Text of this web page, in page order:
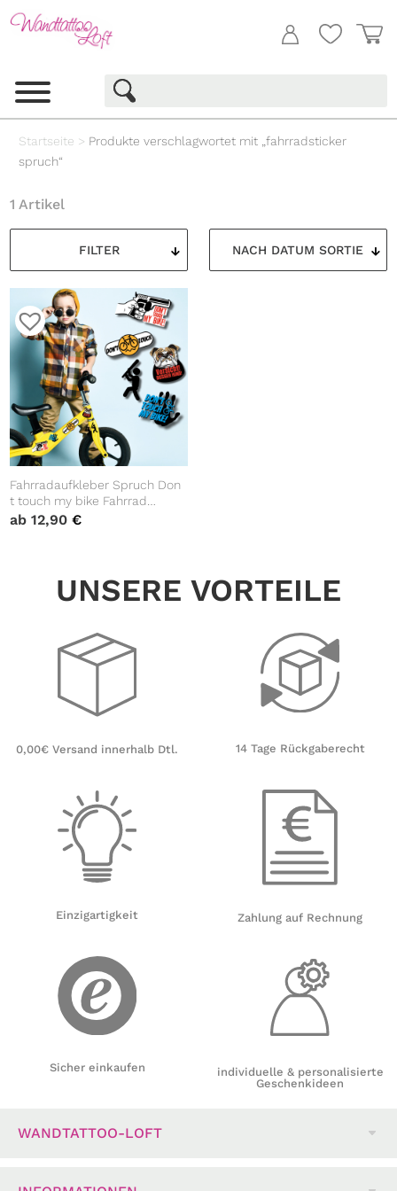
Startseite > Produkte verschlagwortet mit „fahrradsticker
spruch“
FILTER
1 Artikel
Fahrradaufkleber Spruch Don
t touch my bike Fahrrad
Sticker Fahrraddesign
ab12,90€
UNSERE VORTEILE
0,00€ Versand innerhalb Dtl.
Einzigartigkeit
Sicher einkaufen
14 Tage Rückgaberecht
Zahlung auf Rechnung
individuelle & personalisierte
Geschenkideen
WANDTATTOO-LOFT